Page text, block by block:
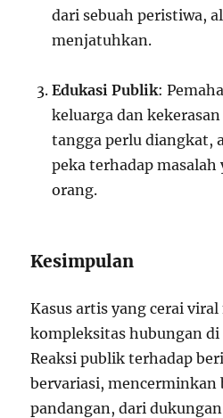
dari sebuah peristiwa,
menjatuhkan.
Edukasi Publik:
keluarga dan
tangga perlu diangkat,
peka terhadap
orang.
Kesimpulan
Kasus artis yang cerai
kompleksitas hubungan
Reaksi publik terhadap
bervariasi, mencerminkan
pandangan, dari